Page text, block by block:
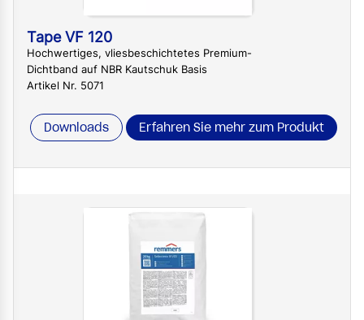
Tape VF 120
Hochwertiges, vliesbeschichtetes Premium-
Dichtband auf NBR Kautschuk Basis
Artikel Nr. 5071
Downloads Erfahren Sie mehr zum Produkt